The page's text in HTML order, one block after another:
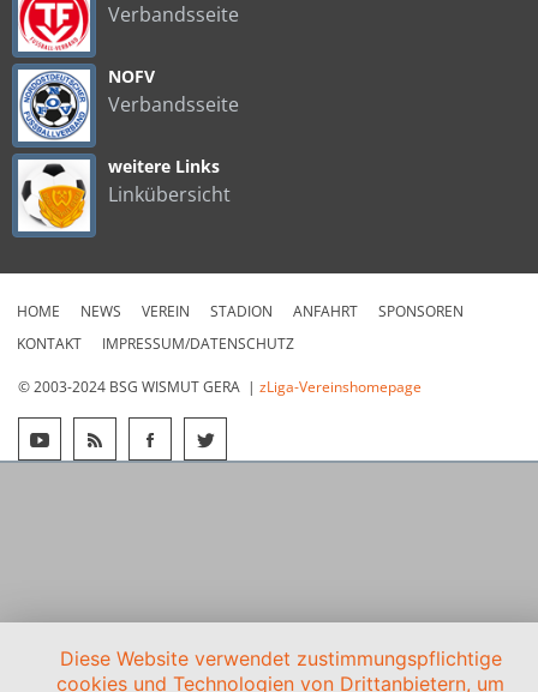
Verbandsseite
NOFV
Verbandsseite
weitere Links
Linkübersicht
HOME NEWS VEREIN STADION ANFAHRT
SPONSOREN
KONTAKT
IMPRESSUM/DATENSCHUTZ
© 2003-2024 BSG WISMUT GERA | zLiga-Vereinshomepage
Diese Website verwendet zustimmungspflichtige
cookies und Technologien von Drittanbietern, um